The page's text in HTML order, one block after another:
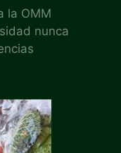
la OMM
nunca